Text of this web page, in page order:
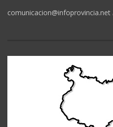
comunicacion@infoprovincia.net